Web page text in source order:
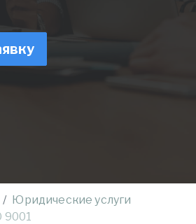
Юридические услуги
9001